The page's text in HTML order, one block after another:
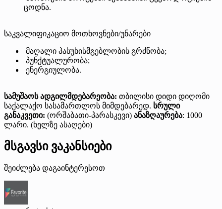
ცოდნა.
საკვალიფიკაციო მოთხოვნები/უნარები
მაღალი პასუხისმგებლობის გრძნობა;
პუნქტუალურობა;
ენერგიულობა.
სამუშაოს ადგილმდებარეობა: თბილისი დიდი დიღომი
საქალაქო სასამართლოს მიმდებარედ. სრული
განაკვეთი: (ორშაბათი-პარასკევი) ანაზღაურება: 1000
ლარი. (ხელზე ასაღები)
მსგავსი ვაკანსიები
შეიძლება დაგაინტერესოთ